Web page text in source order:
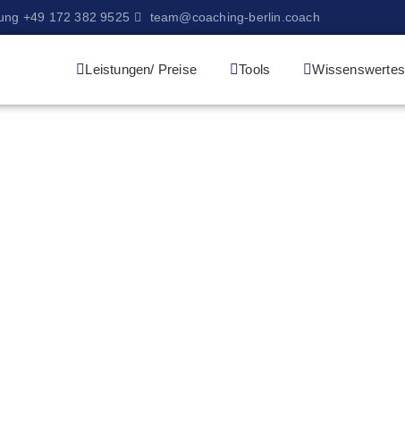
+49 172 382 9525 team@coaching-berlin.coach
Leistungen/ Preise Tools Wissenswertes